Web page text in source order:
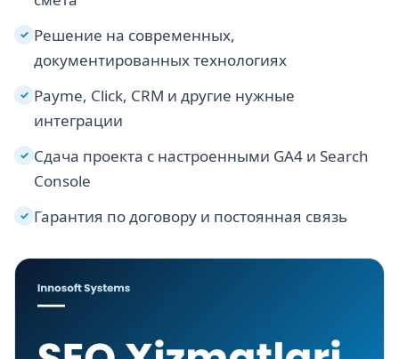
✓ Решение на современных,
документированных технологиях
✓ Payme, Click, CRM и другие нужные
интеграции
✓ Сдача проекта с настроенными GA4 и Search
Console
✓ Гарантия по договору и постоянная связь